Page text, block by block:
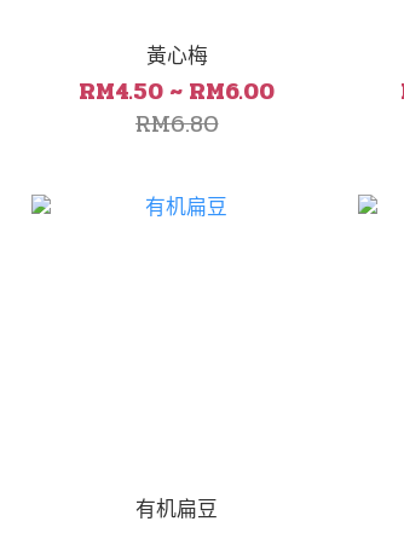
黃心梅
RM4.50 ~ RM6.00
RM6.80
有机扁豆